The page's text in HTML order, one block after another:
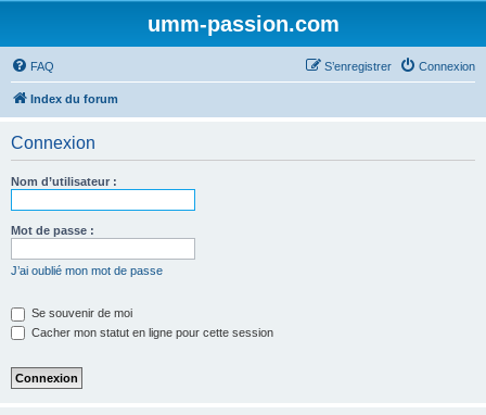
umm-passion.com
FAQ Connexion
S’enregistrer
Index du forum
Connexion
Nom d’utilisateur :
Mot de passe :
J’ai oublié mon mot de passe
Se souvenir de moi
Cacher mon statut en ligne pour cette session